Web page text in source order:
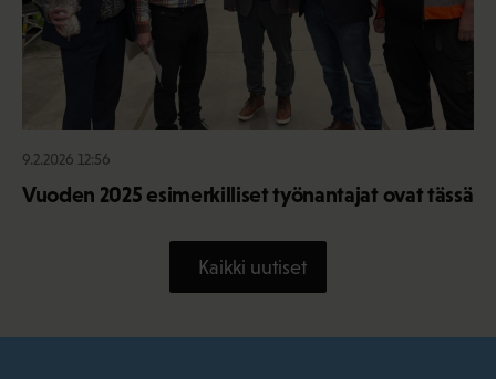
9.2.2026 12:56
Vuoden 2025 esimerkilliset työnantajat ovat tässä
Kaikki uutiset